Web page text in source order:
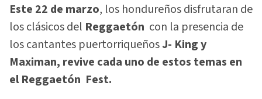
Este 22 de marzo, los hondureños disfrutaran de
los clásicos del Reggaetón con la presencia de
los cantantes puertorriqueñosJ- King y
Maximan, revive cada uno de estos temas en
el Reggaetón Fest.